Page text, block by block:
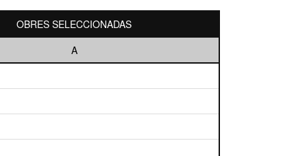
OBRES SELECCIONADAS
A